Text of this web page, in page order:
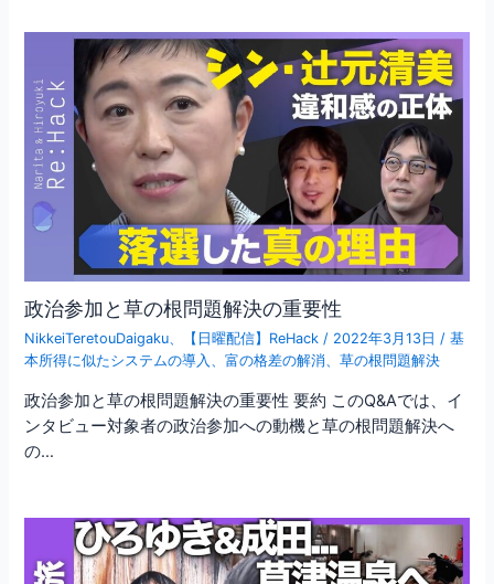
政治参加と草の根問題解決の重要性
NikkeiTeretouDaigaku 【日曜配信】ReHack / 2022年3月13日 /基
本所得に似たシステムの導入
、富の格差の解消 、草の根問題解決
政治参加と草の根問題解決の重要性 要約 このQ&Aでは、イ
ンタビュー対象者の政治参加への動機と草の根問題解決へ
の…